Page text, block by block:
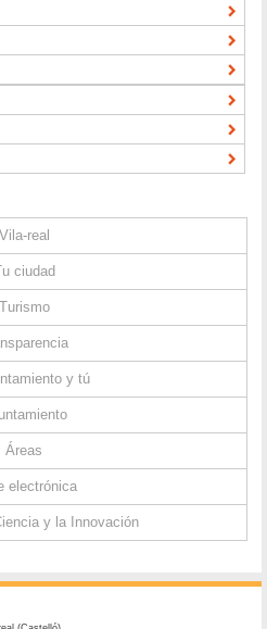
Vila-real
ciudad
Turismo
y tú
Áreas
electrónica
y la Innovación